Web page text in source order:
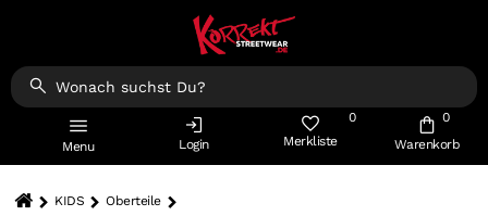
Menu Login Merkliste
0
Warenkorb
0
KIDS Oberteile